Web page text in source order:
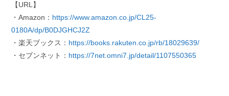
【URL】
・Amazon： https://www.amazon.co.jp/CL25-
0180A/dp/B0DJGHCJ2Z
・楽天ブックス： https://books.rakuten.co.jp/rb/18029639/
・セブンネット： https://7net.omni7.jp/detail/1107550365